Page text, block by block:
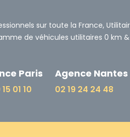
sur toute la France,
de véhicules utilitaires 0 km &
Paris
01 10
Agence Nantes
02 19 24 24 48